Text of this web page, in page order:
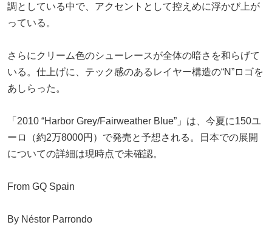
調としている中で、アクセントとして控えめに浮かび上が
っている。
さらにクリーム色のシューレースが全体の暗さを和らげて
いる。仕上げに、テック感のあるレイヤー構造の“N”ロゴを
あしらった。
「2010 “Harbor Grey/Fairweather Blue”」は、今夏に150ユ
ーロ（約2万8000円）で発売と予想される。日本での展開
についての詳細は現時点で未確認。
From GQ Spain
By Néstor Parrondo